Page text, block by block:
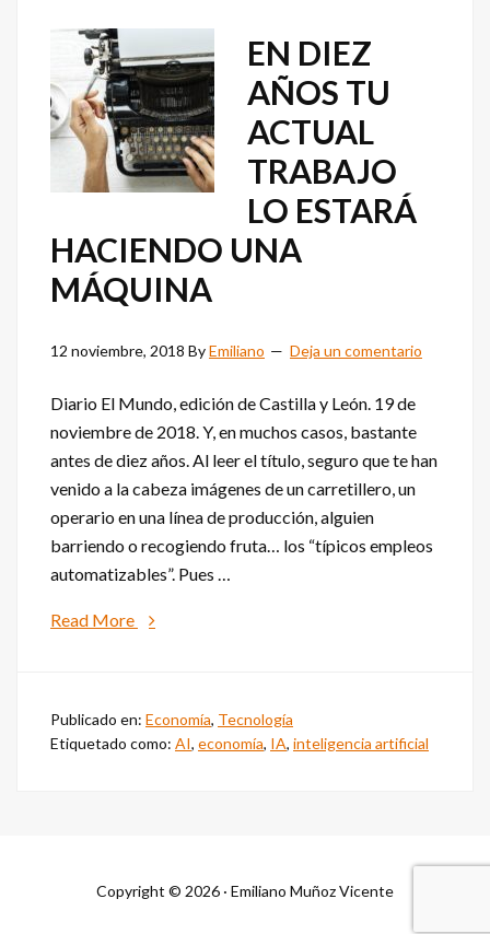
EN DIEZ
AÑOS TU
ACTUAL
TRABAJO
LO ESTARÁ
HACIENDO UNA
MÁQUINA
12 noviembre, 2018 ByEmiliano Deja un comentario
Diario El Mundo, edición de Castilla y León. 19 de
noviembre de 2018. Y, en muchos casos, bastante
antes de diez años. Al leer el título, seguro que te han
venido a la cabeza imágenes de un carretillero, un
operario en una línea de producción, alguien
barriendo o recogiendo fruta… los “típicos empleos
automatizables”. Pues …
Read More
about
tu
una
Publicado en: Economía, Tecnología
Etiquetado como: AI, economía, IA, inteligencia artificial
Copyright © 2026 · Emiliano Muñoz Vicente